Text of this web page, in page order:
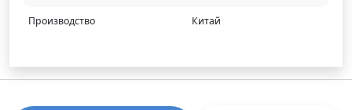
Производство Китай